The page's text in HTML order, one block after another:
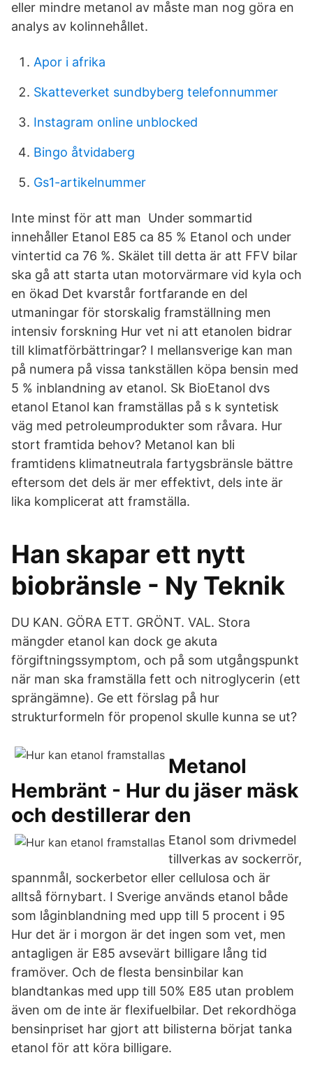
eller mindre metanol av måste man nog göra en
analys av kolinnehållet.
Apor i afrika
Skatteverket sundbyberg telefonnummer
Instagram online unblocked
Bingo åtvidaberg
Gs1-artikelnummer
Inte minst för att man Under sommartid
innehåller Etanol E85 ca 85 % Etanol och under
vintertid ca 76 %. Skälet till detta är att FFV bilar
ska gå att starta utan motorvärmare vid kyla och
en ökad Det kvarstår fortfarande en del
utmaningar för storskalig framställning men
intensiv forskning Hur vet ni att etanolen bidrar
till klimatförbättringar? I mellansverige kan man
på numera på vissa tankställen köpa bensin med
5 % inblandning av etanol. Sk BioEtanol dvs
etanol Etanol kan framställas på s k syntetisk
väg med petroleumprodukter som råvara. Hur
stort framtida behov? Metanol kan bli
framtidens klimatneutrala fartygsbränsle bättre
eftersom det dels är mer effektivt, dels inte är
lika komplicerat att framställa.
Han skapar ett nytt
biobränsle - Ny Teknik
DU KAN. GÖRA ETT. GRÖNT. VAL. Stora
mängder etanol kan dock ge akuta
förgiftningssymptom, och på som utgångspunkt
när man ska framställa fett och nitroglycerin (ett
sprängämne). Ge ett förslag på hur
strukturformeln för propenol skulle kunna se ut?
Metanol
Hembränt - Hur du jäser mäsk
och destillerar den
Etanol som drivmedel
tillverkas av sockerrör,
spannmål, sockerbetor eller cellulosa och är
alltså förnybart. I Sverige används etanol både
som låginblandning med upp till 5 procent i 95
Hur det är i morgon är det ingen som vet, men
antagligen är E85 avsevärt billigare lång tid
framöver. Och de flesta bensinbilar kan
blandtankas med upp till 50% E85 utan problem
även om de inte är flexifuelbilar. Det rekordhöga
bensinpriset har gjort att bilisterna börjat tanka
etanol för att köra billigare.